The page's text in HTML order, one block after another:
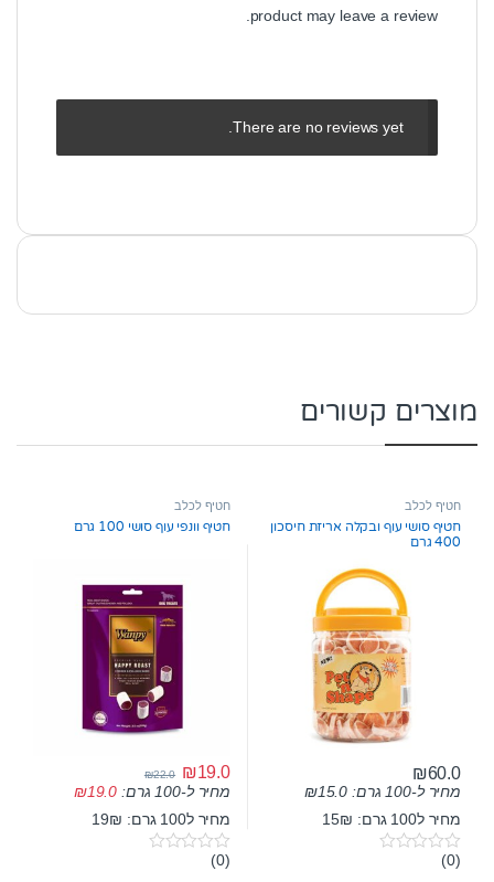
product may leave a review.
There are no reviews yet.
מוצרים קשורים
חטיף לכלב
חטיף סושי עוף ובקלה אריזת חיסכון
400 גרם
₪60.0
מחיר ל-100 גרם: ₪15.0
מחיר ל100 גרם: 15₪
0(0)
חטיף לכלב
חטיף וונפי עוף סושי 100 גרם
₪19.0
₪22.0
מחיר ל-100 גרם: ₪19.0
מחיר ל100 גרם: 19₪
0(0)